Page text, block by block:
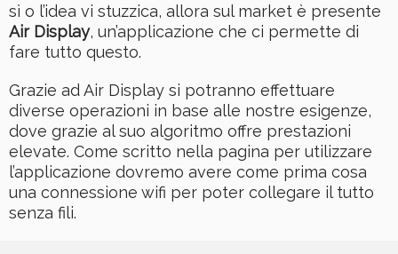
sì o l’idea vi stuzzica, allora sul market è presente
Air Display, un’applicazione che ci permette di
fare tutto questo.
Grazie ad Air Display si potranno effettuare
diverse operazioni in base alle nostre esigenze,
dove grazie al suo algoritmo offre prestazioni
elevate. Come scritto nella pagina per utilizzare
l’applicazione dovremo avere come prima cosa
una connessione wifi per poter collegare il tutto
senza fili.